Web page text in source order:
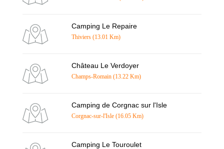
Camping Le Repaire
Thiviers (13.01 Km)
Château Le Verdoyer
Champs-Romain (13.22 Km)
Camping de Corgnac sur l'Isle
Corgnac-sur-l'Isle (16.05 Km)
Camping Le Touroulet